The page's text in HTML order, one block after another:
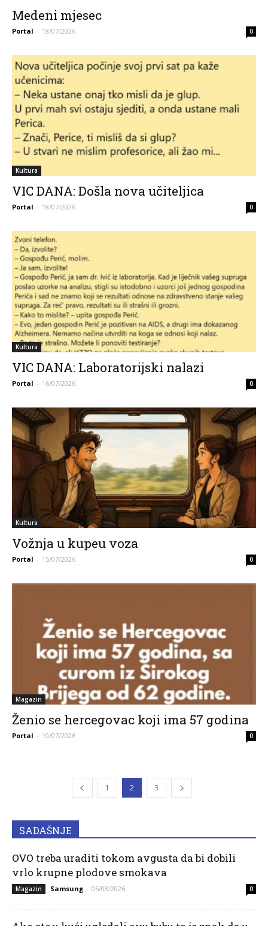
Medeni mjesec
Portal - 18/07/2026 0
Kultura
VIC DANA: Došla nova učiteljica
Portal - 18/07/2026 0
Kultura
VIC DANA: Laboratorijski nalazi
Portal - 16/07/2026 0
Kultura
Vožnja u kupeu voza
Portal - 15/07/2026 0
Magazin
Ženio se hercegovac koji ima 57 godina
Portal - 10/07/2026 0
1 2 3
SADAŠNJE
OVO treba uraditi tokom avgusta da bi dobili
vrlo krupne plodove smokava
Magazin Samsung - 05/08/2026 0